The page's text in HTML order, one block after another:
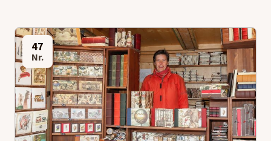
47
Nr.